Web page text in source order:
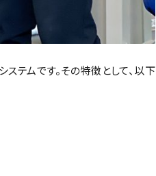
テムです。その特徴として、以下